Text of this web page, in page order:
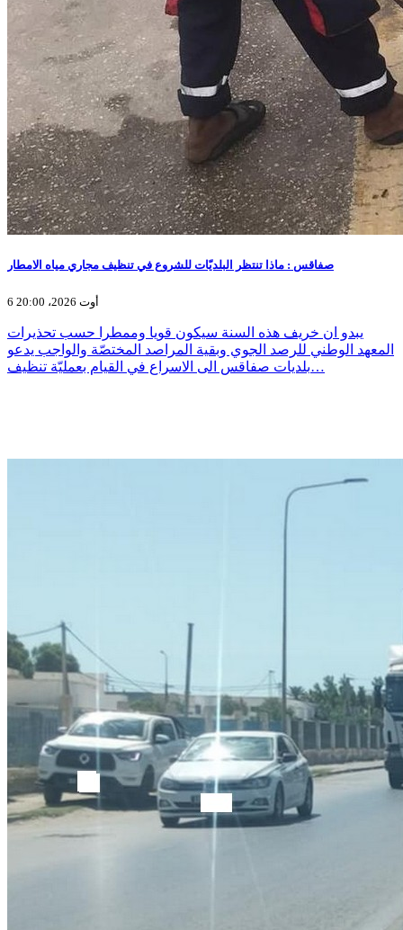
صفاقس : ماذا تنتظر البلديّات للشروع في تنظيف مجاري مياه الامطار
6 أوت 2026، 20:00
يبدو ان خريف هذه السنة سيكون قويا وممطرا حسب تحذيرات
المعهد الوطني للرصد الجوي وبقية المراصد المختصّة والواجب يدعو
بلديات صفاقس الى الاسراع في القيام بعمليّة تنظيف…